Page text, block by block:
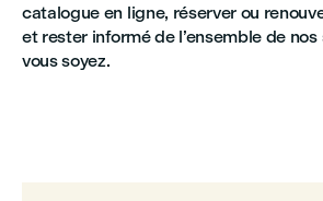
catalogue en ligne, réserver ou
et rester informé de l’ensemble de
vous soyez.